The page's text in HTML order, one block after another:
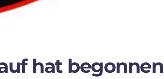
hat begonnen